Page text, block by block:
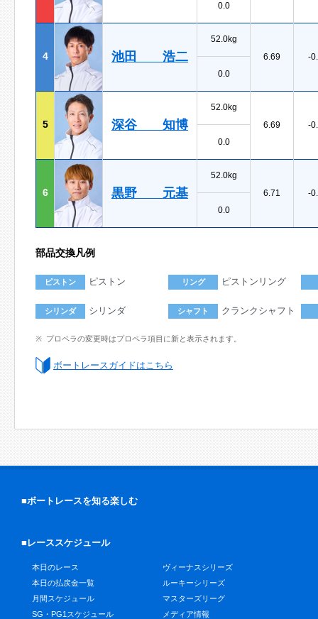
0.0
4 池田 浩二
52.0kg
6.69
-
0.0
5 深谷 知博
52.0kg
6.69
-
0.0
6 黒野 元基
52.0kg
6.71
-
0.0
部品交換凡例
ピストン ピストン リング ピストンリング
シリンダ シリンダ シャフト クランクシャフト
プロペラの変更時はプロペラ項目に新と表示されます。
ボートレースガイドはこちら
■ボートレースを知る楽しむ
■レーススケジュール
本日のレース
本日の払戻金一覧
月間スケジュール
SG・PG1スケジュール
ヴィーナスシリーズ
ルーキーシリーズ
マスターズリーグ
メディア情報